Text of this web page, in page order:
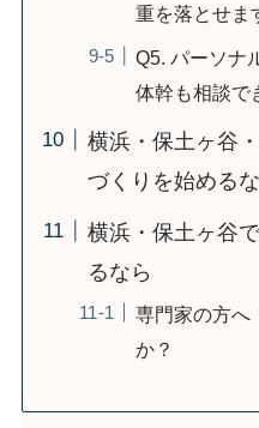
重を落とせま
Q5. パーソナ
体幹も相談で
横浜・保土ヶ谷
づくりを始める
横浜・保土ヶ谷
るなら
専門家の方へ
か？